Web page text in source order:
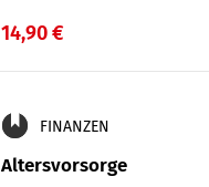
14,90 €
FINANZEN
Altersvorsorge